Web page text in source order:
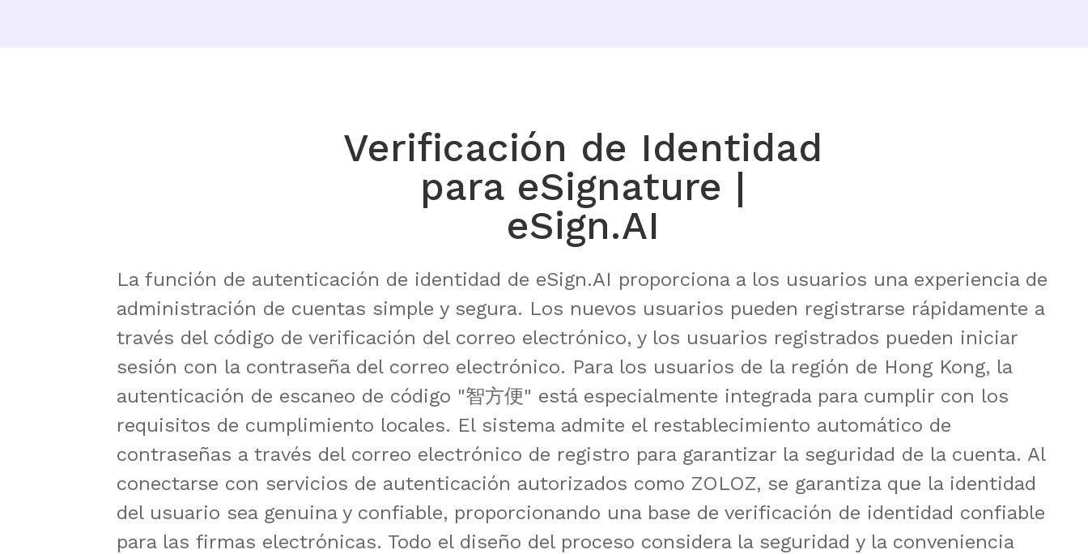
Verificación de Identidad
para eSignature |
eSign.AI
La función de autenticación de identidad de eSign.AI proporciona a los usuarios una experiencia de
administración de cuentas simple y segura. Los nuevos usuarios pueden registrarse rápidamente a
través del código de verificación del correo electrónico, y los usuarios registrados pueden iniciar
sesión con la contraseña del correo electrónico. Para los usuarios de la región de Hong Kong, la
autenticación de escaneo de código "智方便" está especialmente integrada para cumplir con los
requisitos de cumplimiento locales. El sistema admite el restablecimiento automático de
contraseñas a través del correo electrónico de registro para garantizar la seguridad de la cuenta. Al
conectarse con servicios de autenticación autorizados como ZOLOZ, se garantiza que la identidad
del usuario sea genuina y confiable, proporcionando una base de verificación de identidad confiable
para las firmas electrónicas. Todo el diseño del proceso considera la seguridad y la conveniencia